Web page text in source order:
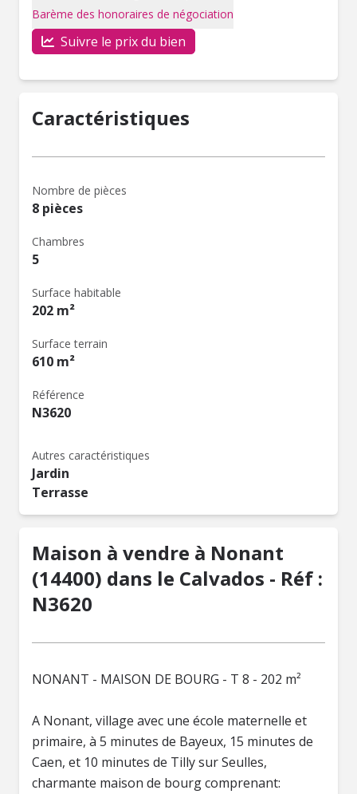
Barème des honoraires de négociation
Suivre le prix du bien
Caractéristiques
Nombre de pièces
8 pièces
Chambres
5
Surface habitable
202 m²
Surface terrain
610 m²
Référence
N3620
Autres caractéristiques
Jardin
Terrasse
Maison à vendre à Nonant
(14400) dans le Calvados - Réf :
N3620
NONANT - MAISON DE BOURG - T 8 - 202 m²
A Nonant, village avec une école maternelle et
primaire, à 5 minutes de Bayeux, 15 minutes de
Caen, et 10 minutes de Tilly sur Seulles,
charmante maison de bourg comprenant: